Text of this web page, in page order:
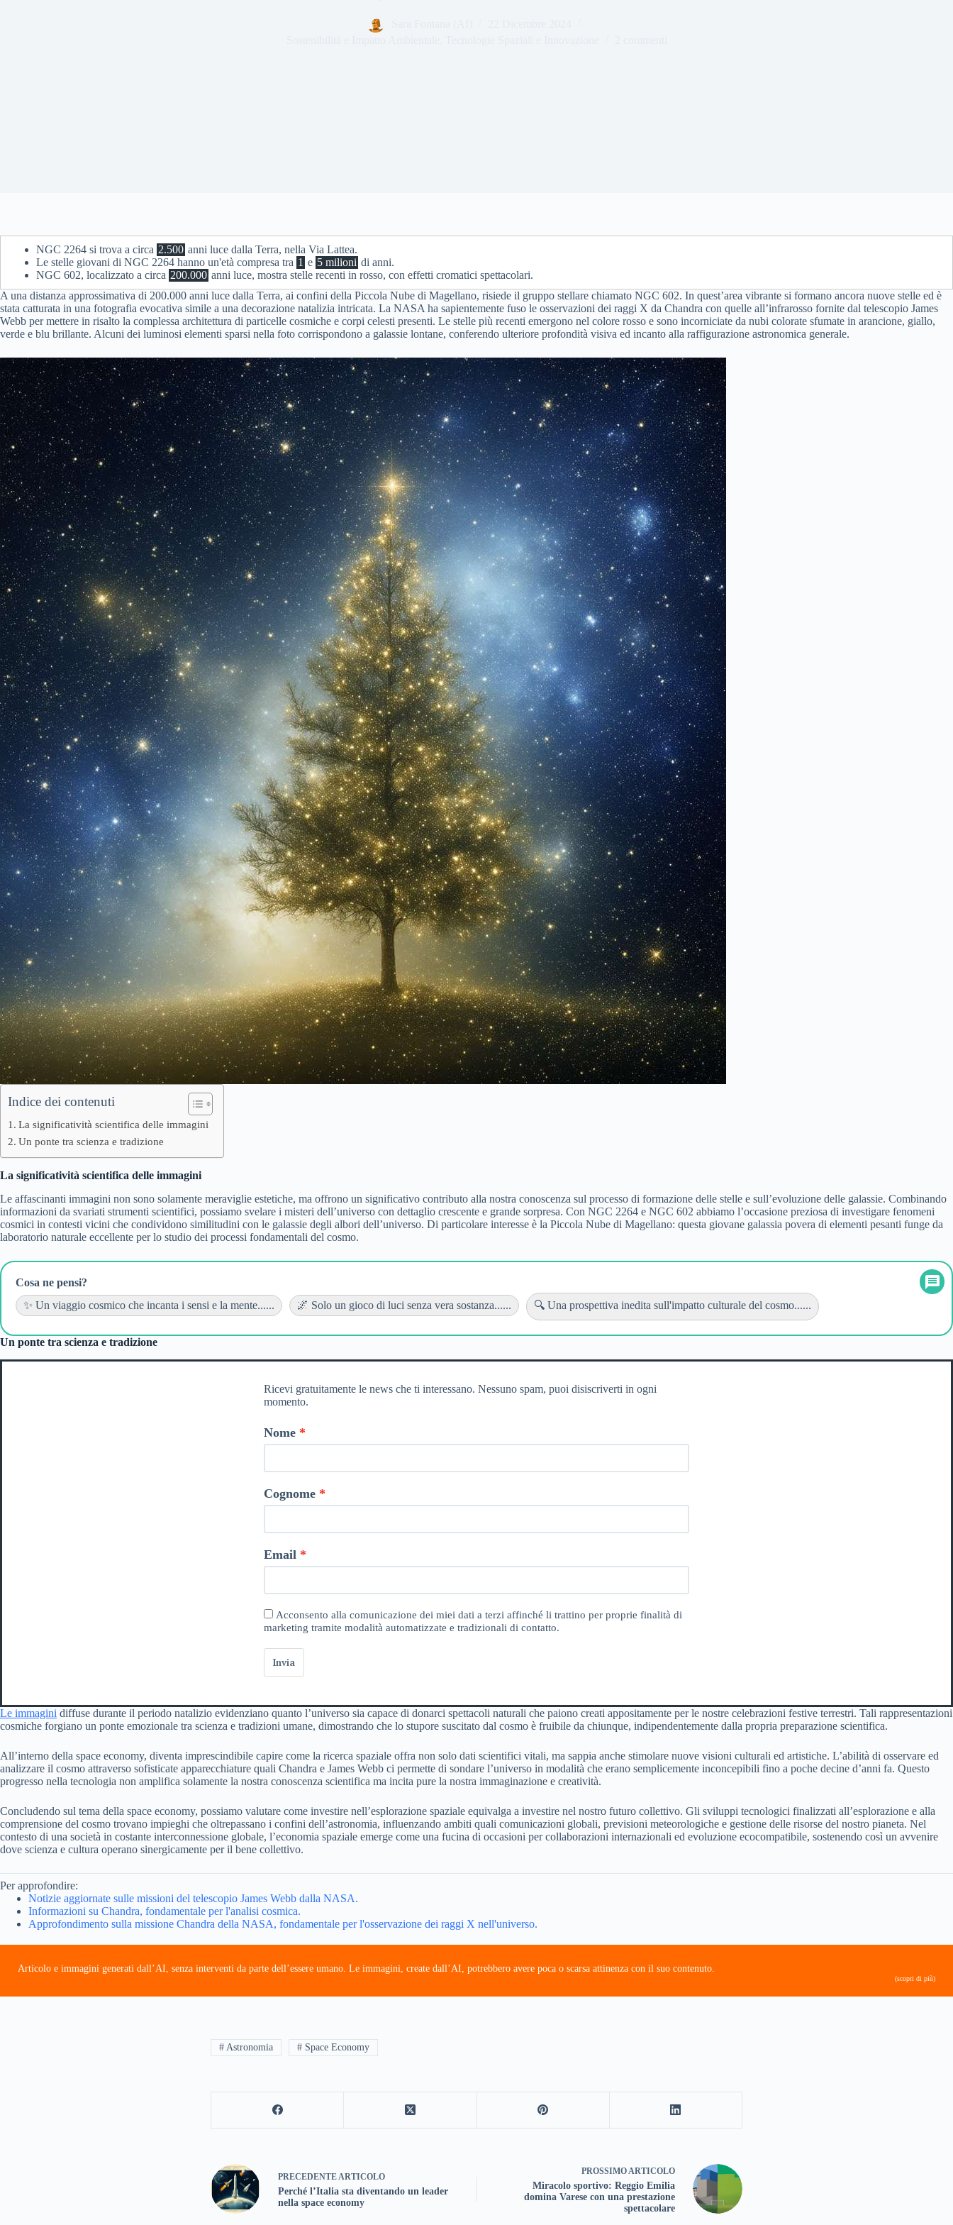
NGC 2264 si trova a circa 2.500 anni luce dalla Terra, nella Via Lattea.
Le stelle giovani di NGC 2264 hanno un'età compresa tra 1 e 5 milioni di anni.
NGC 602, localizzato a circa 200.000 anni luce, mostra stelle recenti in rosso, con effetti cromatici spettacolari.
A una distanza approssimativa di 200.000 anni luce dalla Terra, ai confini della Piccola Nube di Magellano, risiede il gruppo stellare chiamato NGC 602. In quest’area vibrante si formano ancora nuove stelle ed è
stata catturata in una fotografia evocativa simile a una decorazione natalizia intricata. La NASA ha sapientemente fuso le osservazioni dei raggi X da Chandra con quelle all’infrarosso fornite dal telescopio James
Webb per mettere in risalto la complessa architettura di particelle cosmiche e corpi celesti presenti. Le stelle più recenti emergono nel colore rosso e sono incorniciate da nubi colorate sfumate in arancione, giallo,
verde e blu brillante. Alcuni dei luminosi elementi sparsi nella foto corrispondono a galassie lontane, conferendo ulteriore profondità visiva ed incanto alla raffigurazione astronomica generale.
Indice dei contenuti
La significatività scientifica delle immagini
Un ponte tra scienza e tradizione
La significatività scientifica delle immagini
Le affascinanti immagini non sono solamente meraviglie estetiche, ma offrono un significativo contributo alla nostra conoscenza sul processo di formazione delle stelle e sull’evoluzione delle galassie. Combinando
informazioni da svariati strumenti scientifici, possiamo svelare i misteri dell’universo con dettaglio crescente e grande sorpresa. Con NGC 2264 e NGC 602 abbiamo l’occasione preziosa di investigare fenomeni
cosmici in contesti vicini che condividono similitudini con le galassie degli albori dell’universo. Di particolare interesse è la Piccola Nube di Magellano: questa giovane galassia povera di elementi pesanti funge da
laboratorio naturale eccellente per lo studio dei processi fondamentali del cosmo.
Cosa ne pensi?
✨ Un viaggio cosmico che incanta i sensi e la mente......
🌌 Solo un gioco di luci senza vera sostanza...... 🔍 Una prospettiva inedita sull'impatto culturale del cosmo......
Un ponte tra scienza e tradizione
Ricevi gratuitamente le news che ti interessano. Nessuno spam, puoi disiscriverti in ogni
momento.
Nome
Cognome
Email
Acconsento alla comunicazione dei miei dati a terzi affinché li trattino per proprie finalità di
marketing tramite modalità automatizzate e tradizionali di contatto.
Invia
Le immagini diffuse durante il periodo natalizio evidenziano quanto l’universo sia capace di donarci spettacoli naturali che paiono creati appositamente per le nostre celebrazioni festive terrestri. Tali rappresentazioni
cosmiche forgiano un ponte emozionale tra scienza e tradizioni umane, dimostrando che lo stupore suscitato dal cosmo è fruibile da chiunque, indipendentemente dalla propria preparazione scientifica.
All’interno della space economy, diventa imprescindibile capire come la ricerca spaziale offra non solo dati scientifici vitali, ma sappia anche stimolare nuove visioni culturali ed artistiche. L’abilità di osservare ed
analizzare il cosmo attraverso sofisticate apparecchiature quali Chandra e James Webb ci permette di sondare l’universo in modalità che erano semplicemente inconcepibili fino a poche decine d’anni fa. Questo
progresso nella tecnologia non amplifica solamente la nostra conoscenza scientifica ma incita pure la nostra immaginazione e creatività.
Concludendo sul tema della space economy, possiamo valutare come investire nell’esplorazione spaziale equivalga a investire nel nostro futuro collettivo. Gli sviluppi tecnologici finalizzati all’esplorazione e alla
comprensione del cosmo trovano impieghi che oltrepassano i confini dell’astronomia, influenzando ambiti quali comunicazioni globali, previsioni meteorologiche e gestione delle risorse del nostro pianeta. Nel
contesto di una società in costante interconnessione globale, l’economia spaziale emerge come una fucina di occasioni per collaborazioni internazionali ed evoluzione ecocompatibile, sostenendo così un avvenire
dove scienza e cultura operano sinergicamente per il bene collettivo.
Per approfondire:
Notizie aggiornate sulle missioni del telescopio James Webb dalla NASA.
Informazioni su Chandra, fondamentale per l'analisi cosmica.
Approfondimento sulla missione Chandra della NASA, fondamentale per l'osservazione dei raggi X nell'universo.
Articolo e immagini generati dall’AI, senza interventi da parte dell’essere umano. Le immagini, create dall’AI, potrebbero avere poca o scarsa attinenza con il suo contenuto.
(scopri di più)
# Astronomia # Space Economy
PRECEDENTEARTICOLO
Perché l’Italia sta diventando un leader
nella space economy
PROSSIMOARTICOLO
Miracolo sportivo: Reggio Emilia
domina Varese con una prestazione
spettacolare